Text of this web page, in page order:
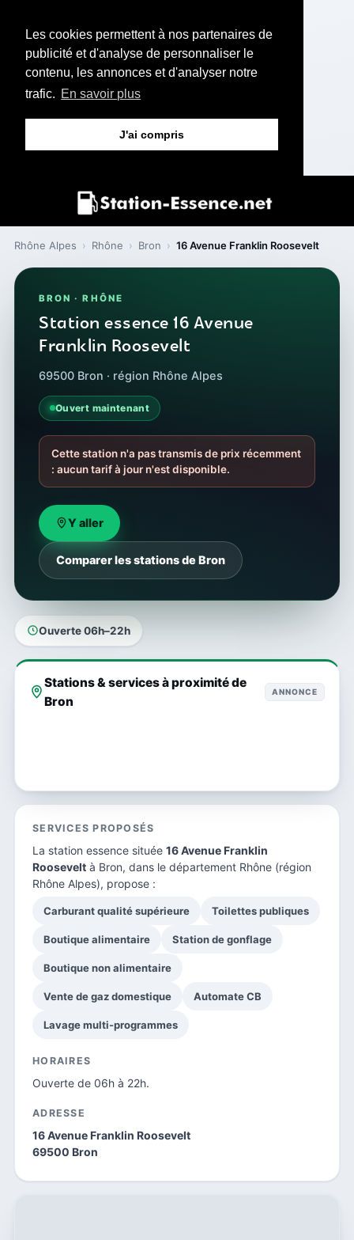
Les cookies permettent à nos partenaires de
publicité et d'analyse de personnaliser le
contenu, les annonces et d'analyser notre
trafic. En savoir plus
J'ai compris
Rhône Alpes › Rhône › Bron › 16 Avenue Franklin Roosevelt
BRON · RHÔNE
Station essence 16 Avenue
Franklin Roosevelt
69500 Bron · région Rhône Alpes
Ouvert maintenant
Cette station n'a pas transmis de prix récemment
: aucun tarif à jour n'est disponible.
Y aller
Comparer les stations de Bron
Ouverte 06h–22h
Stations & services à proximité de
Bron
ANNONCE
SERVICES PROPOSÉS
La station essence située 16 Avenue Franklin
Roosevelt à Bron, dans le département Rhône (région
Rhône Alpes), propose :
Carburant qualité supérieure Toilettes publiques
Boutique alimentaire Station de gonflage
Boutique non alimentaire
Vente de gaz domestique Automate CB
Lavage multi-programmes
HORAIRES
Ouverte de 06h à 22h.
ADRESSE
16 Avenue Franklin Roosevelt
69500 Bron